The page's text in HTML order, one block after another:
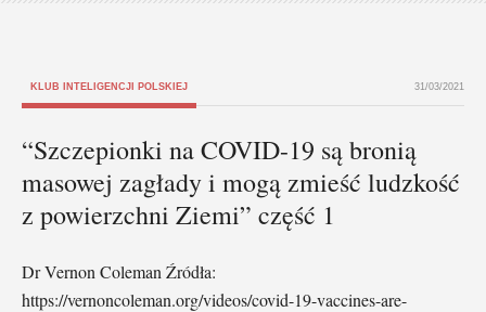
KLUB INTELIGENCJI POLSKIEJ 31/03/2021
“Szczepionki na COVID-19 są bronią
masowej zagłady i mogą zmieść ludzkość
z powierzchni Ziemi” część 1
Dr Vernon Coleman Źródła:
https://vernoncoleman.org/videos/covid-19-vaccines-are-